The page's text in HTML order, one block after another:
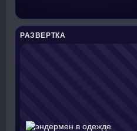
РАЗВЕРТКА